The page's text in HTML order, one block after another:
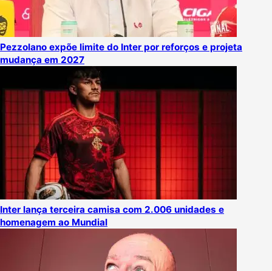
Pezzolano expõe limite do Inter por reforços e projeta
mudança em 2027
Inter lança terceira camisa com 2.006 unidades e
homenagem ao Mundial